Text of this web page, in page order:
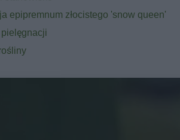
epipremnum złocistego 'snow queen'